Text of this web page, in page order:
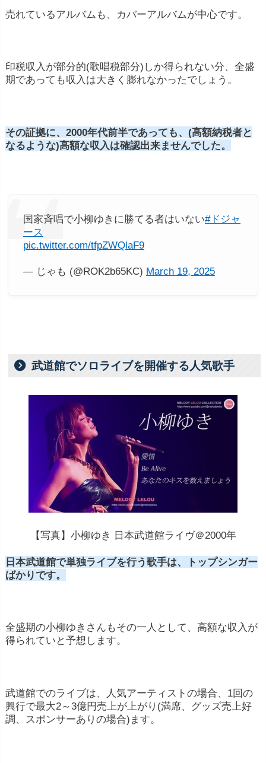
売れているアルバムも、カバーアルバムが中心です。
印税収入が部分的(歌唱税部分)しか得られない分、全盛
期であっても収入は大きく膨れなかったでしょう。
その証拠に、2000年代前半であっても、(高額納税者と
なるような)高額な収入は確認出来ませんでした。
国家斉唱で小柳ゆきに勝てる者はいない#ドジャ
ース
pic.twitter.com/tfpZWQlaF9
— じゃも (@ROK2b65KC) March 19, 2025
武道館でソロライブを開催する人気歌手
【写真】小柳ゆき 日本武道館ライヴ＠2000年
日本武道館で単独ライブを行う歌手は、トップシンガー
ばかりです。
全盛期の小柳ゆきさんもその一人として、高額な収入が
得られていと予想します。
武道館でのライブは、人気アーティストの場合、1回の
興行で最大2～3億円売上が上がり(満席、グッズ売上好
調、スポンサーありの場合)ます。